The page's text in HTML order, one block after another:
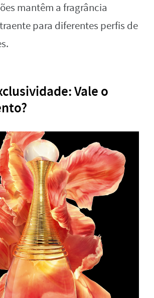
mantêm a fragrância
para diferentes perfis de
Vale o